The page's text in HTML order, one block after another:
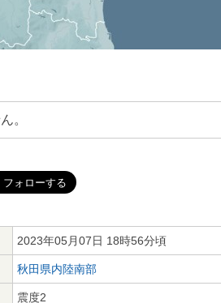
。
2023年05月07日 18時56分頃
秋田県内陸南部
震度2